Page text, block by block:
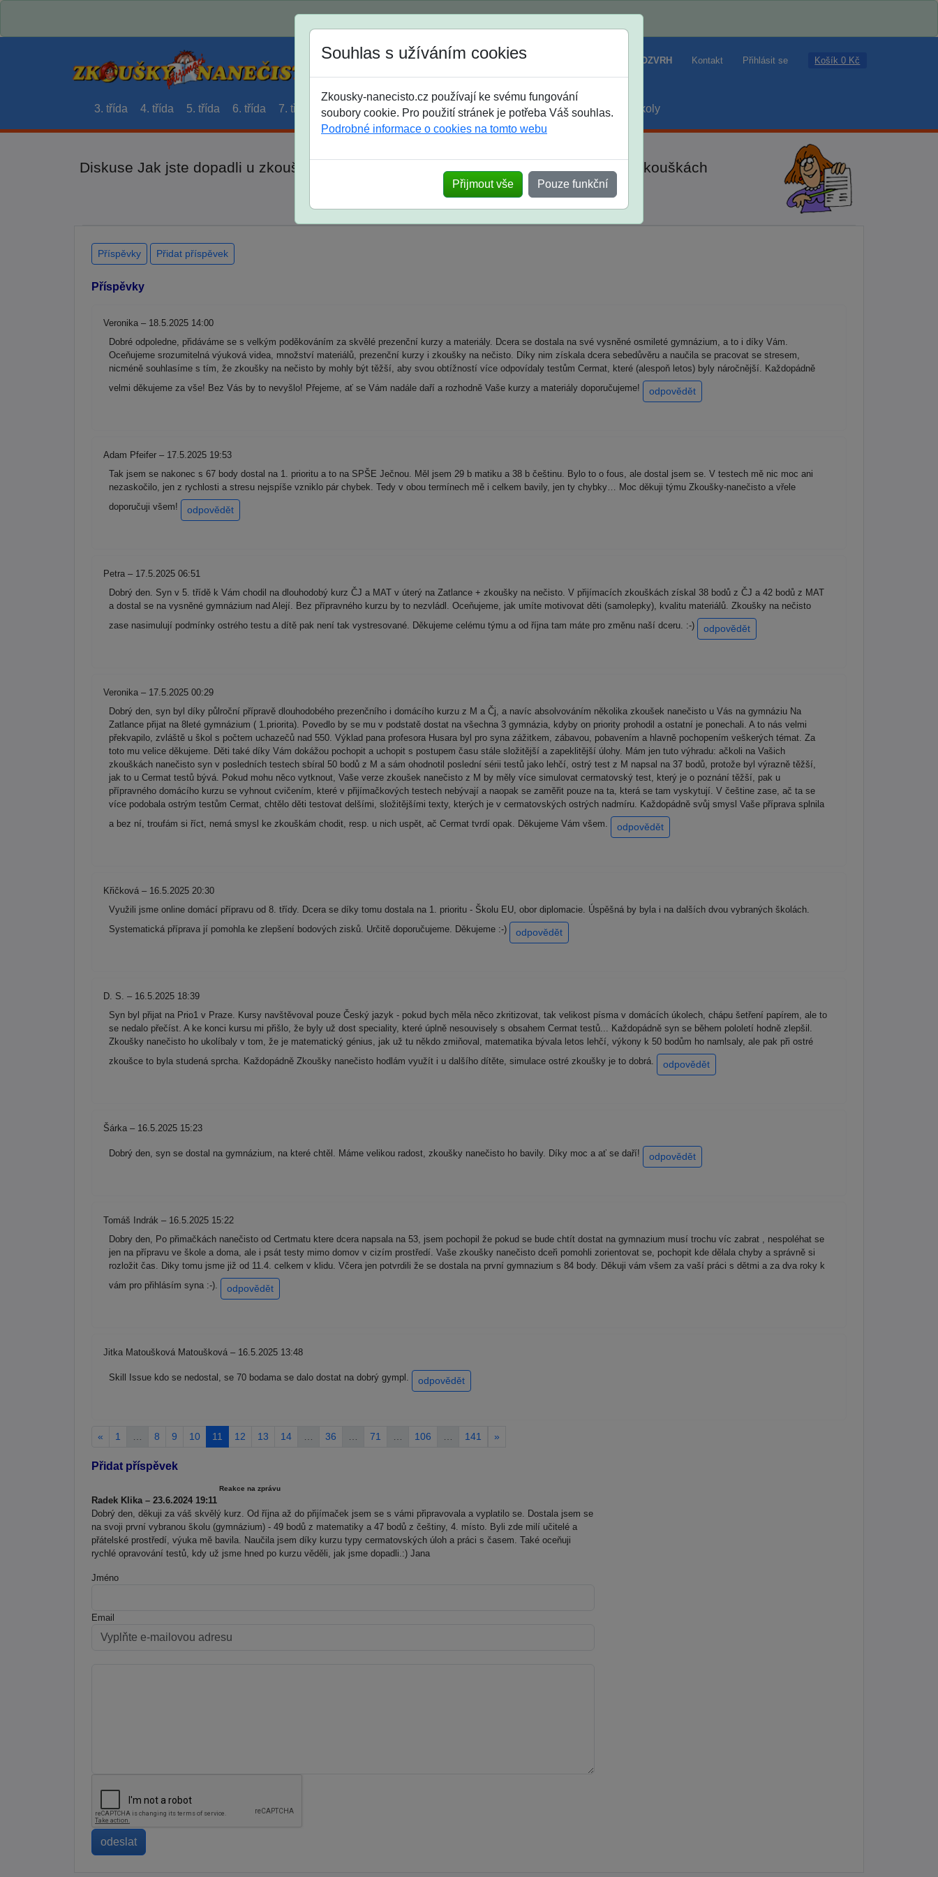
Jak si vybrat ROZVRH Kontakt Přihlásit se Košík 0 Kč
3. třída 4. třída 5. třída 6. třída 7. třída 8. třída 9. třída střední maturanti soutěže prázdniny školy
Diskuse Jak jste dopadli u zkoušek na SŠ? Vaše ohlasy po skutečných přijímacích zkouškách
Souhlas s užíváním cookies
Zkousky-nanecisto.cz používají ke svému fungování
soubory cookie. Pro použití stránek je potřeba Váš souhlas.
Podrobné informace o cookies na tomto webu
Přijmout vše Pouze funkční
Příspěvky Přidat příspěvek
Příspěvky
Veronika – 18.5.2025 14:00
Dobré odpoledne, přidáváme se s velkým poděkováním za skvělé prezenční kurzy a materiály. Dcera se dostala na své vysněné osmileté gymnázium, a to i díky Vám.
Oceňujeme srozumitelná výuková videa, množství materiálů, prezenční kurzy i zkoušky na nečisto. Díky nim získala dcera sebedůvěru a naučila se pracovat se stresem,
nicméně souhlasíme s tím, že zkoušky na nečisto by mohly být těžší, aby svou obtížností více odpovídaly testům Cermat, které (alespoň letos) byly náročnější. Každopádně
velmi děkujeme za vše! Bez Vás by to nevyšlo! Přejeme, ať se Vám nadále daří a rozhodně Vaše kurzy a materiály doporučujeme!
odpovědět
Adam Pfeifer – 17.5.2025 19:53
Tak jsem se nakonec s 67 body dostal na 1. prioritu a to na SPŠE Ječnou. Měl jsem 29 b matiku a 38 b češtinu. Bylo to o fous, ale dostal jsem se. V testech mě nic moc ani
nezaskočilo, jen z rychlosti a stresu nejspíše vzniklo pár chybek. Tedy v obou termínech mě i celkem bavily, jen ty chybky… Moc děkuji týmu Zkoušky-nanečisto a vřele
doporučuji všem!
odpovědět
Petra – 17.5.2025 06:51
Dobrý den. Syn v 5. třídě k Vám chodil na dlouhodobý kurz ČJ a MAT v úterý na Zatlance + zkoušky na nečisto. V přijímacích zkouškách získal 38 bodů z ČJ a 42 bodů z MAT
a dostal se na vysněné gymnázium nad Alejí. Bez přípravného kurzu by to nezvládl. Oceňujeme, jak umíte motivovat děti (samolepky), kvalitu materiálů. Zkoušky na nečisto
zase nasimulují podmínky ostrého testu a dítě pak není tak vystresované. Děkujeme celému týmu a od října tam máte pro změnu naší dceru. :-)
odpovědět
Veronika – 17.5.2025 00:29
Dobrý den, syn byl díky půlroční přípravě dlouhodobého prezenčního i domácího kurzu z M a Čj, a navíc absolvováním několika zkoušek nanečisto u Vás na gymnáziu Na
Zatlance přijat na 8leté gymnázium ( 1.priorita). Povedlo by se mu v podstatě dostat na všechna 3 gymnázia, kdyby on priority prohodil a ostatní je ponechali. A to nás velmi
překvapilo, zvláště u škol s počtem uchazečů nad 550. Výklad pana profesora Husara byl pro syna zážitkem, zábavou, pobavením a hlavně pochopením veškerých témat. Za
toto mu velice děkujeme. Děti také díky Vám dokážou pochopit a uchopit s postupem času stále složitější a zapeklitější úlohy. Mám jen tuto výhradu: ačkoli na Vašich
zkouškách nanečisto syn v posledních testech sbíral 50 bodů z M a sám ohodnotil poslední sérii testů jako lehčí, ostrý test z M napsal na 37 bodů, protože byl výrazně těžší,
jak to u Cermat testů bývá. Pokud mohu něco vytknout, Vaše verze zkoušek nanečisto z M by měly více simulovat cermatovský test, který je o poznání těžší, pak u
přípravného domácího kurzu se vyhnout cvičením, které v přijímačkových testech nebývají a naopak se zaměřit pouze na ta, která se tam vyskytují. V češtine zase, ač ta se
více podobala ostrým testům Cermat, chtělo děti testovat delšími, složitějšími texty, kterých je v cermatovských ostrých nadmíru. Každopádně svůj smysl Vaše příprava splnila
a bez ní, troufám si říct, nemá smysl ke zkouškám chodit, resp. u nich uspět, ač Cermat tvrdí opak. Děkujeme Vám všem.
odpovědět
Křičková – 16.5.2025 20:30
Využili jsme online domácí přípravu od 8. třídy. Dcera se díky tomu dostala na 1. prioritu - Školu EU, obor diplomacie. Úspěšná by byla i na dalších dvou vybraných školách.
Systematická příprava jí pomohla ke zlepšení bodových zisků. Určitě doporučujeme. Děkujeme :-)
odpovědět
D. S. – 16.5.2025 18:39
Syn byl přijat na Prio1 v Praze. Kursy navštěvoval pouze Český jazyk - pokud bych měla něco zkritizovat, tak velikost písma v domácích úkolech, chápu šetření papírem, ale to
se nedalo přečíst. A ke konci kursu mi přišlo, že byly už dost speciality, které úplně nesouvisely s obsahem Cermat testů... Každopádně syn se během pololetí hodně zlepšil.
Zkoušky nanečisto ho ukolíbaly v tom, že je matematický génius, jak už tu někdo zmiňoval, matematika bývala letos lehčí, výkony k 50 bodům ho namlsaly, ale pak při ostré
zkoušce to byla studená sprcha. Každopádně Zkoušky nanečisto hodlám využít i u dalšího dítěte, simulace ostré zkoušky je to dobrá.
odpovědět
Šárka – 16.5.2025 15:23
Dobrý den, syn se dostal na gymnázium, na které chtěl. Máme velikou radost, zkoušky nanečisto ho bavily. Díky moc a ať se daří! odpovědět
Tomáš Indrák – 16.5.2025 15:22
Dobry den, Po přimačkách nanečisto od Certmatu ktere dcera napsala na 53, jsem pochopil že pokud se bude chtít dostat na gymnazium musí trochu víc zabrat , nespoléhat se
jen na přípravu ve škole a doma, ale i psát testy mimo domov v cizím prostředí. Vaše zkoušky nanečisto dceři pomohli zorientovat se, pochopit kde dělala chyby a správně si
rozložit čas. Diky tomu jsme již od 11.4. celkem v klidu. Včera jen potvrdili že se dostala na první gymnazium s 84 body. Děkuji vám všem za vaší práci s dětmi a za dva roky k
vám pro přihlásím syna :-).
odpovědět
Jitka Matoušková Matoušková – 16.5.2025 13:48
Skill Issue kdo se nedostal, se 70 bodama se dalo dostat na dobrý gympl. odpovědět
« 1 8 9 10 11 12 13 14 36 71 106 141 »
Přidat příspěvek
Reakce na zprávu
Radek Klika – 23.6.2024 19:11
Dobrý den, děkuji za váš skvělý kurz. Od října až do přijímaček jsem se s vámi připravovala a vyplatilo se. Dostala jsem se
na svoji první vybranou školu (gymnázium) - 49 bodů z matematiky a 47 bodů z češtiny, 4. místo. Byli zde milí učitelé a
přátelské prostředí, výuka mě bavila. Naučila jsem díky kurzu typy cermatovských úloh a práci s časem. Také oceňuji
rychlé opravování testů, kdy už jsme hned po kurzu věděli, jak jsme dopadli.:) Jana
Jméno
Email